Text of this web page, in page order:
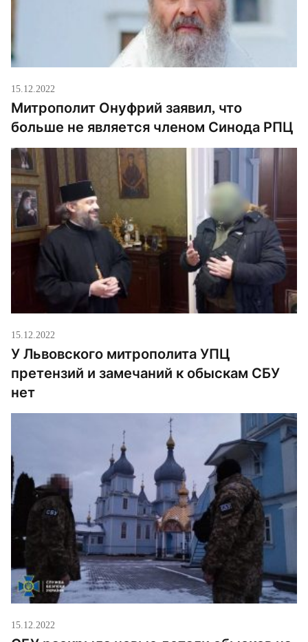
15.12.2022
Митрополит Онуфрий заявил, что
больше не является членом Синода РПЦ
15.12.2022
У Львовского митрополита УПЦ
претензий и замечаний к обыскам СБУ
нет
15.12.2022